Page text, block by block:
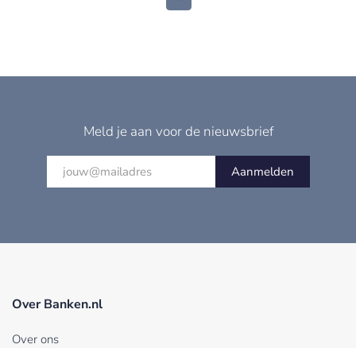
Meld je aan voor de nieuwsbrief
Aanmelden
Over Banken.nl
Over ons